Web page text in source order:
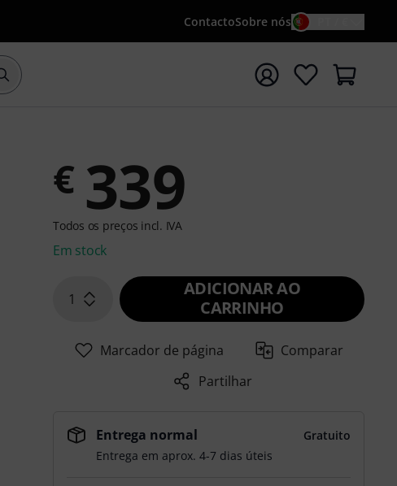
ContactoSobre nós
Iniciar pesquisa com o termo de pesquisa {searchTerm}
€ 339
Todos os preços incl. IVA
Em stock
1
ADICIONAR AO
CARRINHO
Marcador de página
Comparar
Partilhar
Entrega normal
Gratuito
Entrega em aprox. 4-7 dias úteis